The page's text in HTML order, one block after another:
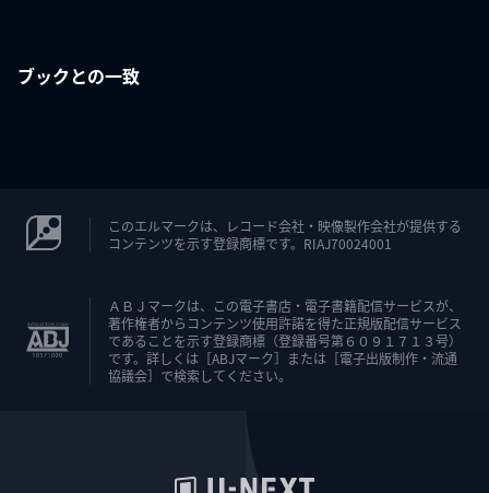
ブックとの一致
このエルマークは、レコード会社・映像製作会社が提供する
コンテンツを示す登録商標です。RIAJ70024001
ＡＢＪマークは、この電子書店・電子書籍配信サービスが、
著作権者からコンテンツ使用許諾を得た正規版配信サービス
であることを示す登録商標（登録番号第６０９１７１３号）
です。詳しくは［ABJマーク］または［電子出版制作・流通
協議会］で検索してください。